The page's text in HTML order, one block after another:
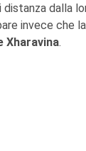
distanza dalla
invece che
Xharavina.